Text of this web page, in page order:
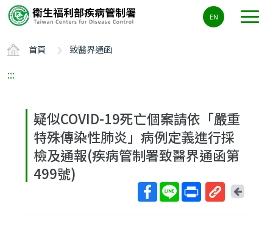
要
容
ALT+C
EN
首頁 致醫界通函
:::
疑似COVID-19死亡個案請依「嚴重
特殊傳染性肺炎」病例定義進行採
檢及通報(疾病管制署致醫界通函第
499號)
回